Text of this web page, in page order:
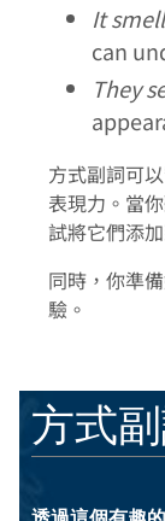
It
can
They
方式副詞可
表現力。當
試將它們添
同時，你準
驗。